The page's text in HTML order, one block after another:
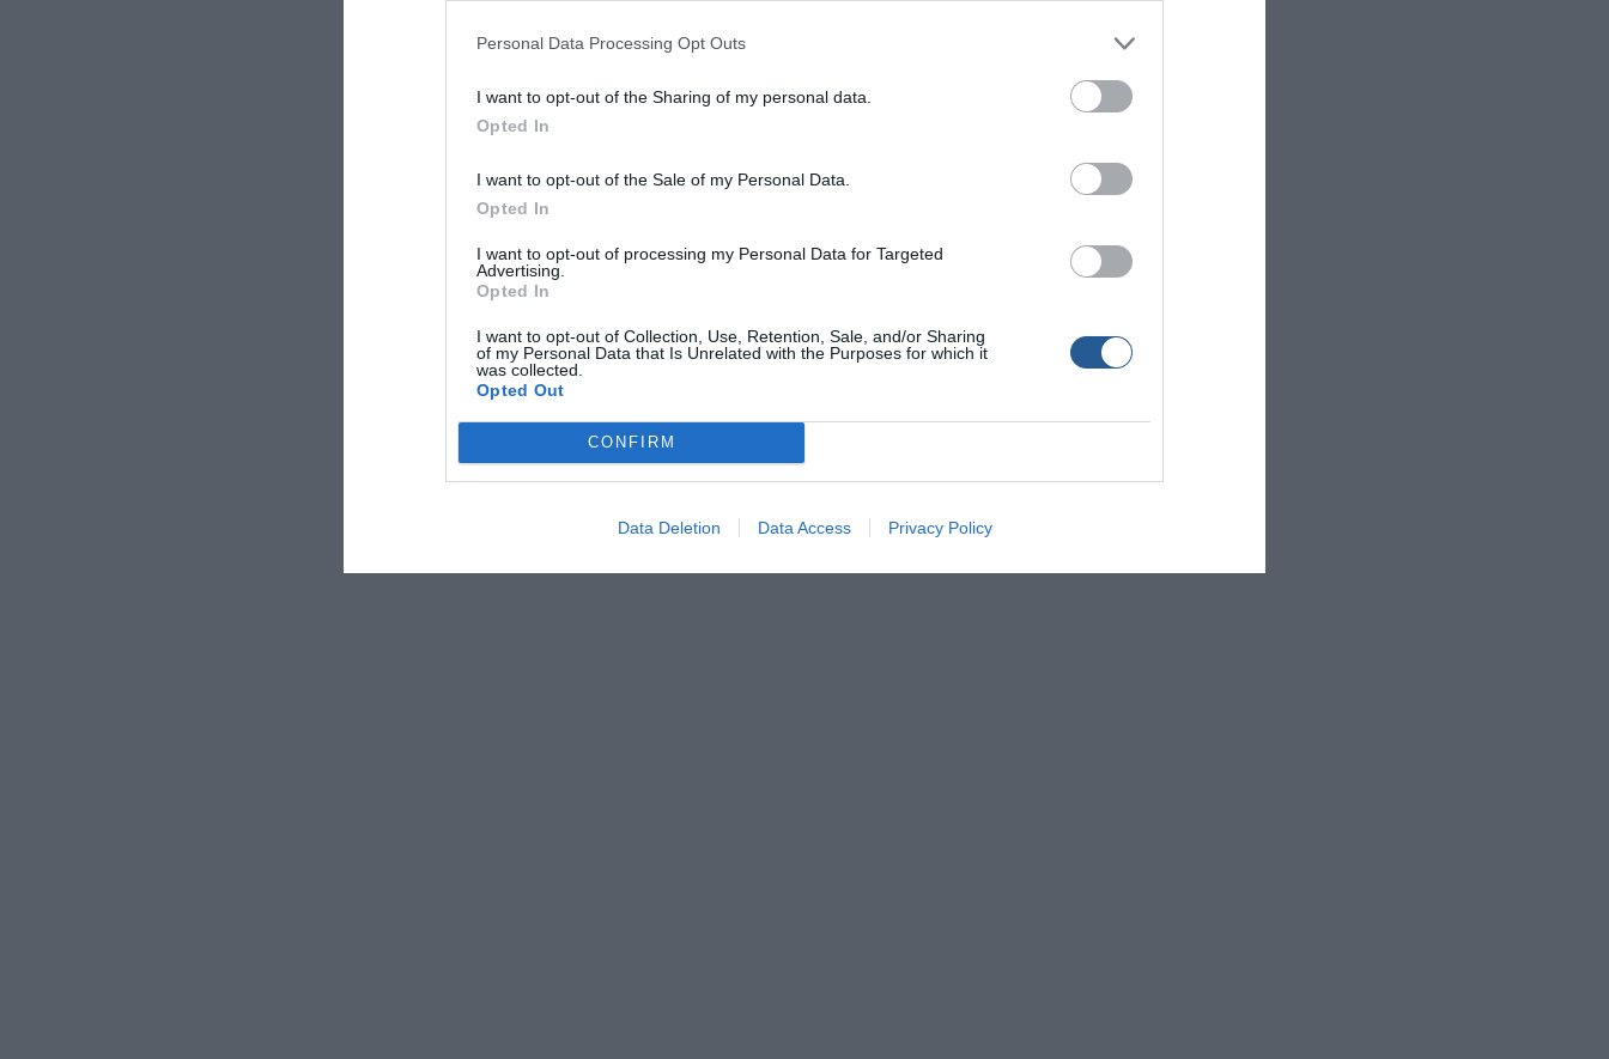
Personal Data Processing Opt Outs
I want to opt-out of the Sharing of my personal data.
Opted In
I want to opt-out of the Sale of my Personal Data.
Opted In
I want to opt-out of processing my Personal Data for Targeted
Advertising.
Opted In
I want to opt-out of Collection, Use, Retention, Sale, and/or Sharing
of my Personal Data that Is Unrelated with the Purposes for which it
was collected.
Opted Out
CONFIRM
Data Deletion Data Access Privacy Policy